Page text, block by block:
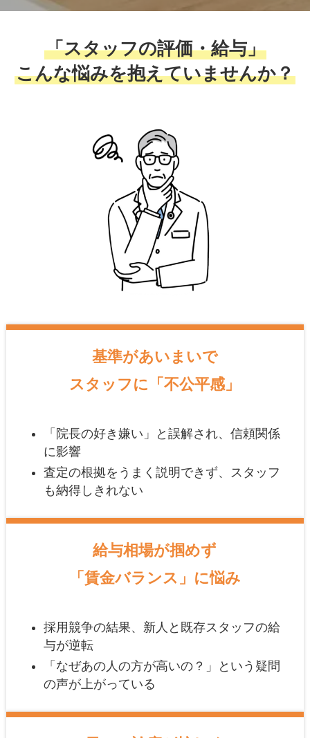
「スタッフの評価・給与」
こんな悩みを抱えていませんか？
基準があいまいで
スタッフに「不公平感」
「院長の好き嫌い」と誤解され、信頼関係
に影響
査定の根拠をうまく説明できず、スタッフ
も納得しきれない
給与相場が掴めず
「賃金バランス」に悩み
採用競争の結果、新人と既存スタッフの給
与が逆転
「なぜあの人の方が高いの？」という疑問
の声が上がっている